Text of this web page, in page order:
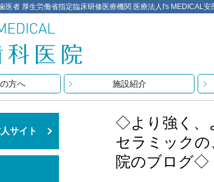
医者 厚生労働省指定臨床研修医療機関 医療法人I's MEDICAL安
方へ 施設紹介
◇より強く、
セラミックの
院のブログ◇
サイト